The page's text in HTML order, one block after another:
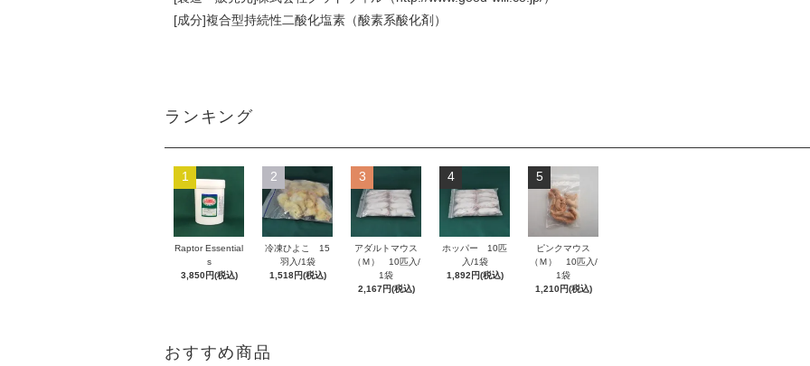
[成分]複合型持続性二酸化塩素（酸素系酸化剤）
ランキング
1
Raptor Essential
s
3,850円(税込)
2
冷凍ひよこ 15
羽入/1袋
1,518円(税込)
3
アダルトマウス
（Ｍ） 10匹入/
1袋
2,167円(税込)
4
ホッパー 10匹
入/1袋
1,892円(税込)
5
ピンクマウス
（Ｍ） 10匹入/
1袋
1,210円(税込)
おすすめ商品